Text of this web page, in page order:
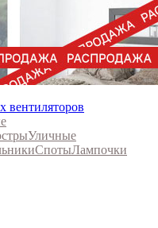
вентиляторов
Уличные
СпотыЛампочки